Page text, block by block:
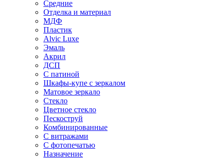
Средние
Отделка и материал
МДФ
Пластик
Alvic Luxe
Эмаль
Акрил
ДСП
С патиной
Шкафы-купе с зеркалом
Матовое зеркало
Стекло
Цветное стекло
Пескоструй
Комбинированные
С витражами
С фотопечатью
Назначение